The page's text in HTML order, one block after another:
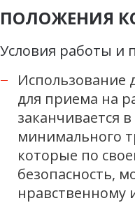
ПОЛОЖЕНИЯ
Условия работы и
Использование
для приема на
заканчивается
минимального
которые по
безопасность,
нравственному